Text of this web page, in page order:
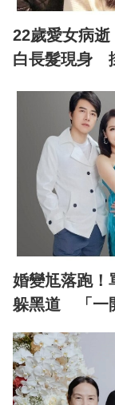
22歲愛女病
白長髮現身
婚變尪落跑！
躲黑道 「一